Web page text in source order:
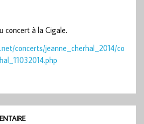
concert à la Cigale.
concerts/jeanne_cherhal_2014/co